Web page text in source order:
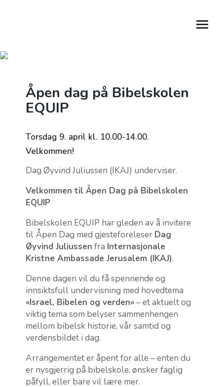
TALER
MENIGHETER
KONTAKT OSS
TIL PORTAL
Åpen dag på Bibelskolen
EQUIP
Torsdag 9. april kl. 10.00-14.00.
Velkommen!
Dag Øyvind Juliussen (IKAJ) underviser.
Velkommen til Åpen Dag på Bibelskolen
EQUIP
Bibelskolen EQUIP har gleden av å invitere
til Åpen Dag med gjesteforeleser Dag
Øyvind Juliussen fra Internasjonale
Kristne Ambassade Jerusalem (IKAJ).
Denne dagen vil du få spennende og
innsiktsfull undervisning med hovedtema
«Israel, Bibelen og verden»– et aktuelt og
viktig tema som belyser sammenhengen
mellom bibelsk historie, vår samtid og
verdensbildet i dag.
Arrangementet er åpent for alle – enten du
er nysgjerrig på bibelskole, ønsker faglig
påfyll, eller bare vil lære mer.